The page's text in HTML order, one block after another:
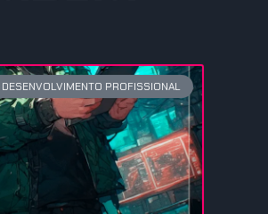
DESENVOLVIMENTO PROFISSIONAL